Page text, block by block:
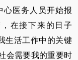
心医务人员开始报
在接下来的日子
生活工作中的关键
会需要我的重要时